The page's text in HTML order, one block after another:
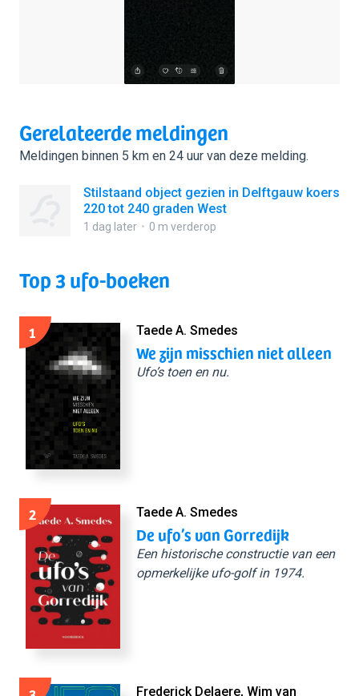
Gerelateerde meldingen
Meldingen binnen 5 km en 24 uur van deze melding.
Stilstaand object gezien in Delftgauw koers
220 tot 240 graden West
1 dag later 0 m verderop
Top 3 ufo-boeken
1 Taede A. Smedes
We zijn misschien niet alleen
Ufo’s toen en nu.
2 Taede A. Smedes
De ufo’s van Gorredijk
Een historische constructie van een
opmerkelijke ufo-golf in 1974.
Frederick Delaere, Wim van